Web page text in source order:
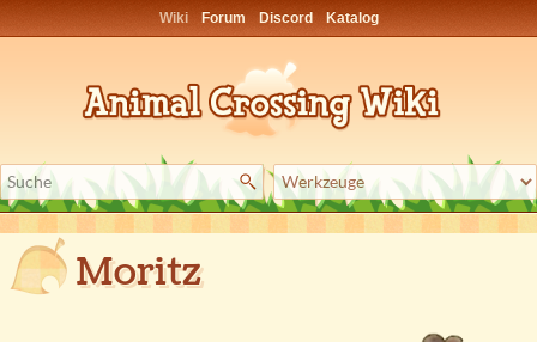
Wiki Forum Discord Katalog
Moritz